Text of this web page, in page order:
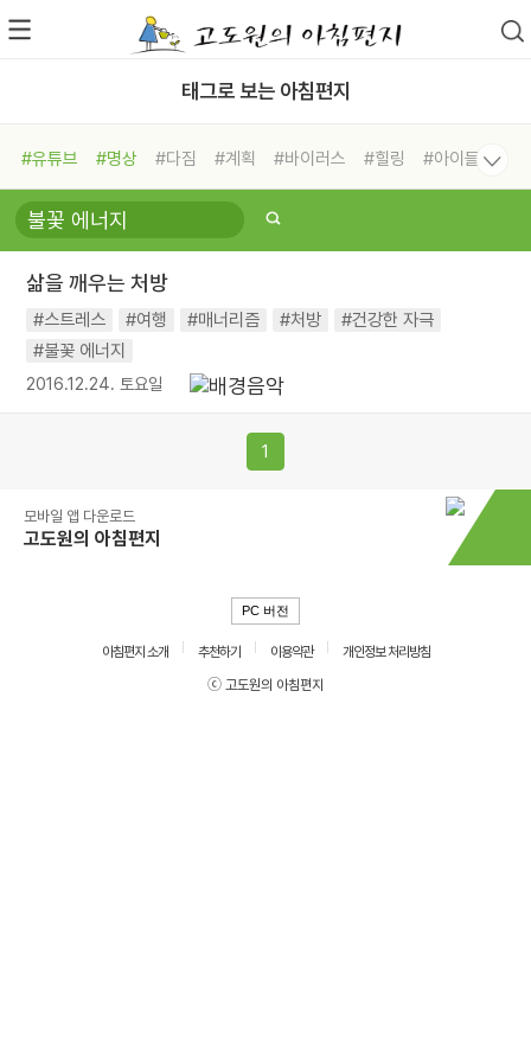
태그로 보는 아침편지
#유튜브 #명상 #다짐 #계획 #바이러스 #힐링
#아이들
#비전캠프
#독서캠프 #삶
#희망
#나눔 #친구 #링컨학교
#독서
#건강 #면역력
삶을 깨우는 처방
#스트레스 #여행 #매너리즘 #처방
#건강한 자극
#불꽃 에너지
2016.12.24. 토요일
1
모바일 앱 다운로드
고도원의 아침편지
PC 버전
아침편지 소개 추천하기 이용약관
개인정보 처리방침
ⓒ 고도원의 아침편지